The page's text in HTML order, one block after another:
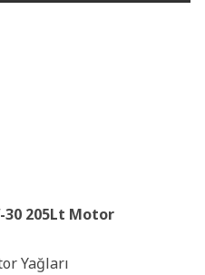
30 205Lt Motor
Yağları